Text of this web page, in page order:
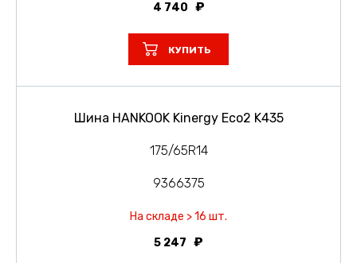
4 740
КУПИТЬ
Шина HANKOOK Kinergy Eco2 K435
175/65R14
9366375
На складе > 16 шт.
5 247